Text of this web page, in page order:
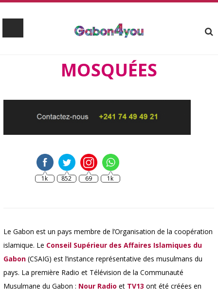
MOSQUÉES
1k 852 69 1k
Le Gabon est un pays membre de l’Organisation de la coopération
islamique. Le Conseil Supérieur des Affaires Islamiques du
Gabon (CSAIG) est l’instance représentative des musulmans du
pays. La première Radio et Télévision de la Communauté
Musulmane du Gabon : Nour Radio et TV13 ont été créées en